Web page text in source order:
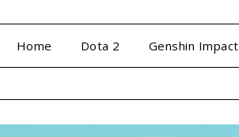
Home Dota 2 Genshin Impact